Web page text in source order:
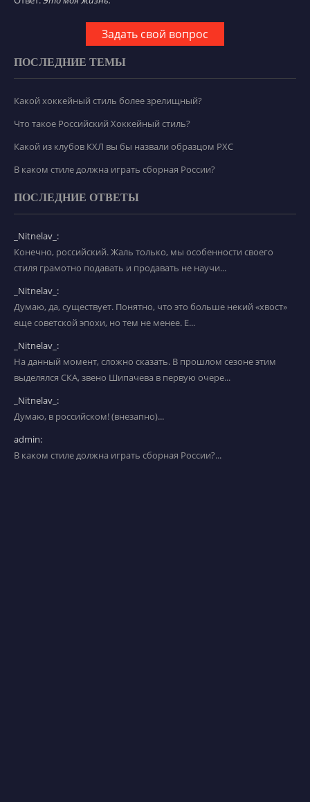
Задать свой вопрос
ПОСЛЕДНИЕ ТЕМЫ
Какой хоккейный стиль более зрелищный?
Что такое Российский Хоккейный стиль?
Какой из клубов КХЛ вы бы назвали образцом РХС
В каком стиле должна играть сборная России?
ПОСЛЕДНИЕ ОТВЕТЫ
_Nitnelav_:
Конечно, российский. Жаль только, мы особенности своего
стиля грамотно подавать и продавать не научи...
_Nitnelav_:
Думаю, да, существует. Понятно, что это больше некий «хвост»
еще советской эпохи, но тем не менее. Е...
_Nitnelav_:
На данный момент, сложно сказать. В прошлом сезоне этим
выделялся СКА, звено Шипачева в первую очере...
_Nitnelav_:
Думаю, в российском! (внезапно)...
admin:
В каком стиле должна играть сборная России?...